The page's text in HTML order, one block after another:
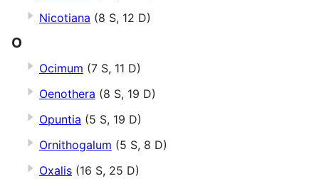
Nicotiana (8 S, 12 D)
O
Ocimum (7 S, 11 D)
Oenothera (8 S, 19 D)
Opuntia (5 S, 19 D)
Ornithogalum (5 S, 8 D)
Oxalis (16 S, 25 D)